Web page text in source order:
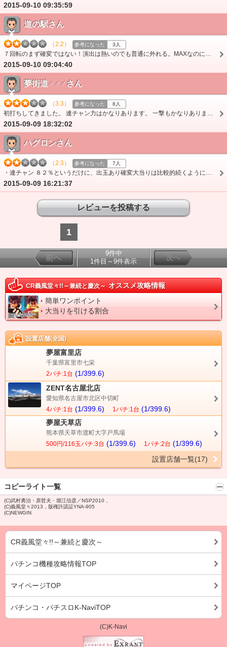
2015-09-10 09:35:59
道の駅さん
（2.2） 参考になった 3人
７回転のまず確変ではない！演出は熱いのでも普通に外れる。MAXなのに単発７回転終了だと追加投資にかなり不安になる。経験したのは４ラウンド8連チャンでやっと電サポに…
2015-09-10 09:04:40
夢街道♂♂♂さん
（3.3） 参考になった 8人
初打ちしてきました。 連チャン力はかなりあります。 一撃もかなりあります。 まあスペックでお分かりの様に極戦に入ればの話です。もちろんやっとの思いで当たりを引…
2015-09-09 18:32:02
ハグロンさん
（2.3） 参考になった 7人
・連チャン ８２％というだけに、出玉あり確変大当りは比較的続くように思います。 極戦への道が延々続かれるときついですが・・・最高で８連続４Rかましました。 どれ…
2015-09-09 16:21:37
1
前へ
9件中
1件目～9件表示
次へ
CR義風堂々!!～兼続と慶次～ オススメ攻略情報
簡単ワンポイント
大当りを引ける割合
設置店舗(全国)
夢屋富里店
千葉県富里市七栄
2パチ:1台 (1/399.6)
ZENT名古屋北店
愛知県名古屋市北区中切町
4パチ:1台 (1/399.6) 1パチ:1台 (1/399.6)
夢屋天草店
熊本県天草市渡町大字戸馬場
500円/116玉パチ:3台 (1/399.6) 1パチ:2台 (1/399.6)
設置店舗一覧(17)
コピーライト一覧
(C)武村勇治・原哲夫・堀江信彦／NSP2010，
(C)義風堂々2013，版権許諾証YNA-905
(C)NEWGIN
CR義風堂々!!～兼続と慶次～
パチンコ機種攻略情報TOP
マイページTOP
パチンコ・パチスロK-NaviTOP
(C)K-Navi